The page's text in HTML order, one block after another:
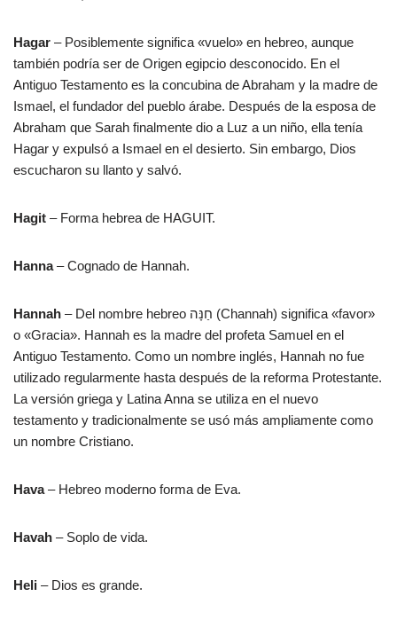
Hagar – Posiblemente significa «vuelo» en hebreo, aunque
también podría ser de Origen egipcio desconocido. En el
Antiguo Testamento es la concubina de Abraham y la madre de
Ismael, el fundador del pueblo árabe. Después de la esposa de
Abraham que Sarah finalmente dio a Luz a un niño, ella tenía
Hagar y expulsó a Ismael en el desierto. Sin embargo, Dios
escucharon su llanto y salvó.
Hagit – Forma hebrea de HAGUIT.
Hanna– Cognado de Hannah.
Hannah – Del nombre hebreo חַנָּה (Channah) significa «favor»
o «Gracia». Hannah es la madre del profeta Samuel en el
Antiguo Testamento. Como un nombre inglés, Hannah no fue
utilizado regularmente hasta después de la reforma Protestante.
La versión griega y Latina Anna se utiliza en el nuevo
testamento y tradicionalmente se usó más ampliamente como
un nombre Cristiano.
Hava– Hebreo moderno forma de Eva.
Havah – Soplo de vida.
Heli – Dios es grande.